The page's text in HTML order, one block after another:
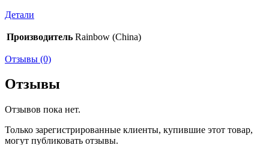
Детали
Производитель Rainbow (China)
Отзывы (0)
Отзывы
Отзывов пока нет.
Только зарегистрированные клиенты, купившие этот товар,
могут публиковать отзывы.